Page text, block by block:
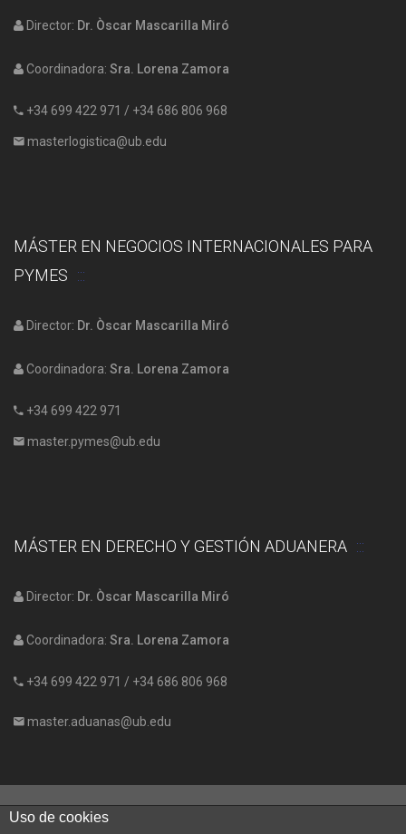
Director: Dr. Òscar Mascarilla Miró
Coordinadora: Sra. Lorena Zamora
+34 699 422 971 / +34 686 806 968
masterlogistica@ub.edu
MÁSTER EN NEGOCIOS INTERNACIONALES PARA
PYMES
Director: Dr. Òscar Mascarilla Miró
Coordinadora: Sra. Lorena Zamora
+34 699 422 971
master.pymes@ub.edu
MÁSTER EN DERECHO Y GESTIÓN ADUANERA
Director: Dr. Òscar Mascarilla Miró
Coordinadora: Sra. Lorena Zamora
+34 699 422 971 / +34 686 806 968
master.aduanas@ub.edu
Facultad de Economia y Empresa, Av. Diagonal 696, Barcelona (08034)
Uso de cookies